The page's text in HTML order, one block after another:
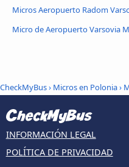
Micros Aeropuerto Radom
Micro de Aeropuerto Varsovia
CheckMyBus› Micros en Polonia›
INFORMACIÓN LEGAL
POLÍTICA DE PRIVACIDAD